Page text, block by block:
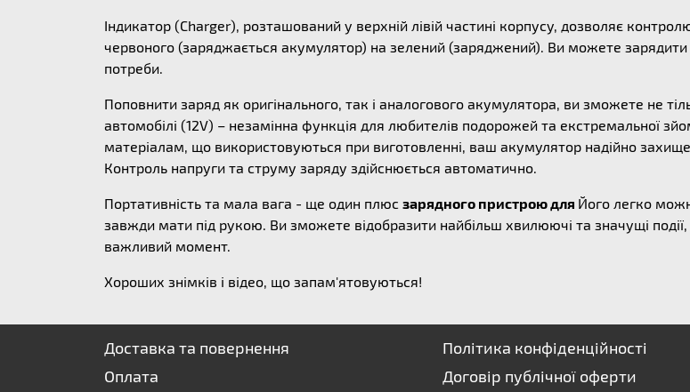
Індикатор (Charger), розташований у верхній лівій частині корпусу, дозволяє
червоного (заряджається акумулятор) на зелений (заряджений). Ви можете зарядити
потреби.
Поповнити заряд як оригінального, так і аналогового акумулятора, ви зможете не
автомобілі (12V) – незамінна функція для любителів подорожей та екстремальної
матеріалам, що використовуються при виготовленні, ваш акумулятор надійно
Контроль напруги та струму заряду здійснюється автоматично.
Портативність та мала вага - ще один плюс зарядного пристрою для Його легко
завжди мати під рукою. Ви зможете відобразити найбільш хвилюючі та значущі
важливий момент.
Хороших знімків і відео, що запам'ятовуються!
Доставка та повернення
Оплата
Політика конфіденційності
Договір публічної оферти